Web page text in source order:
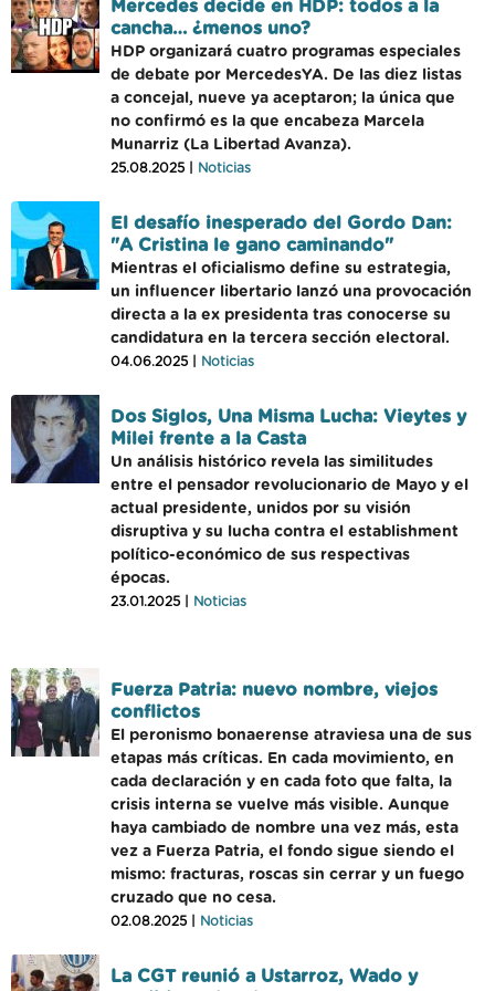
Mercedes decide en HDP: todos a la
cancha… ¿menos uno?
HDP organizará cuatro programas especiales
de debate por MercedesYA. De las diez listas
a concejal, nueve ya aceptaron; la única que
no confirmó es la que encabeza Marcela
Munarriz (La Libertad Avanza).
25.08.2025 | Noticias
El desafío inesperado del Gordo Dan:
"A Cristina le gano caminando"
Mientras el oficialismo define su estrategia,
un influencer libertario lanzó una provocación
directa a la ex presidenta tras conocerse su
candidatura en la tercera sección electoral.
04.06.2025 | Noticias
Dos Siglos, Una Misma Lucha: Vieytes y
Milei frente a la Casta
Un análisis histórico revela las similitudes
entre el pensador revolucionario de Mayo y el
actual presidente, unidos por su visión
disruptiva y su lucha contra el establishment
político-económico de sus respectivas
épocas.
23.01.2025 | Noticias
Fuerza Patria: nuevo nombre, viejos
conflictos
El peronismo bonaerense atraviesa una de sus
etapas más críticas. En cada movimiento, en
cada declaración y en cada foto que falta, la
crisis interna se vuelve más visible. Aunque
haya cambiado de nombre una vez más, esta
vez a Fuerza Patria, el fondo sigue siendo el
mismo: fracturas, roscas sin cerrar y un fuego
cruzado que no cesa.
02.08.2025 | Noticias
La CGT reunió a Ustarroz, Wado y